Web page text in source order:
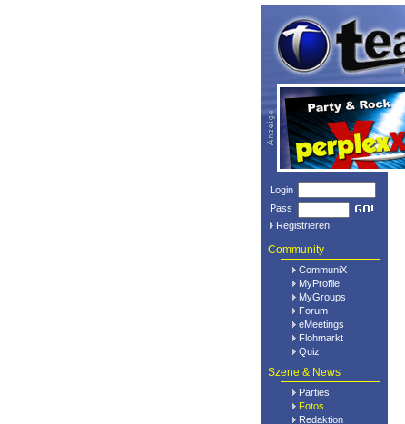
Login
Pass
Registrieren
Community
CommuniX
MyProfile
MyGroups
Forum
eMeetings
Flohmarkt
Quiz
Szene & News
Parties
Fotos
Redaktion